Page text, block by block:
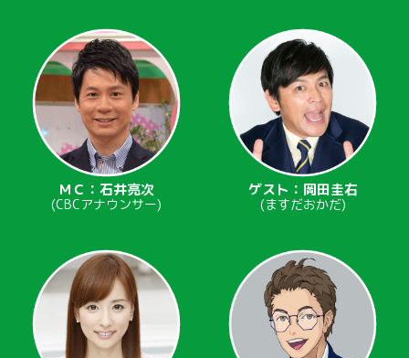
ＭＣ：石井亮次
(CBCアナウンサー)
ゲスト：岡田圭右
(ますだおかだ)